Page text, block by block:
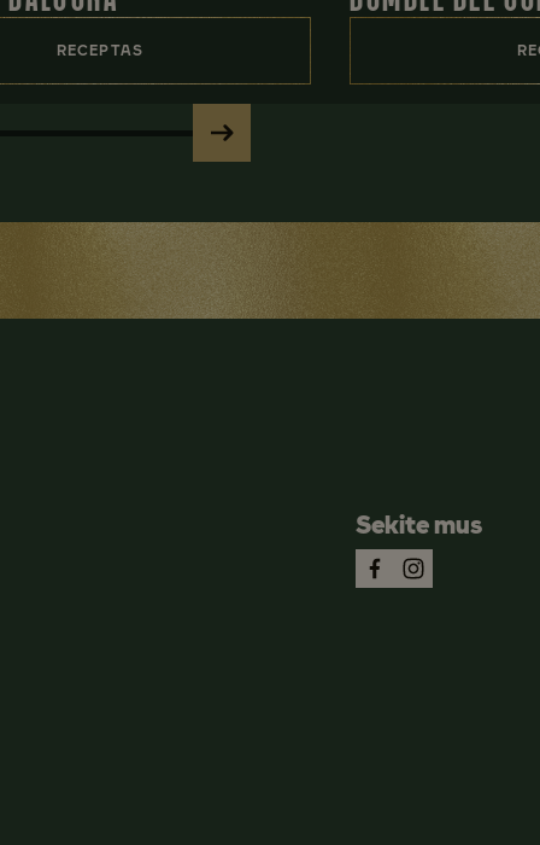
RECEPTAS
Sekite mus